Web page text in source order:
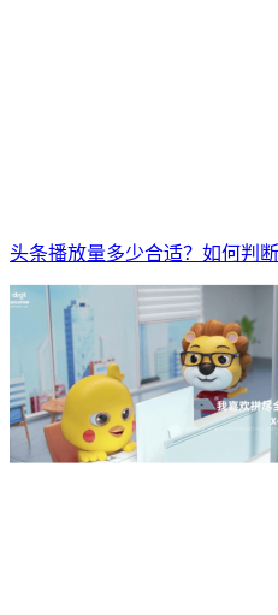
头条播放量多少合适？如何判